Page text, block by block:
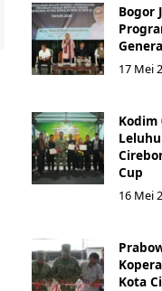
Bogor
17 Mei
Kodim
Cup
16 Mei
Kota